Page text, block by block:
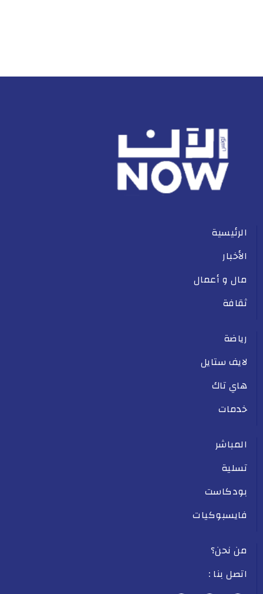
الرئيسية
الأخبار
مال و أعمال
ثقافة
رياضة
لايف ستايل
هاي تاك
خدمات
المباشر
تسلية
بودكاست
فايسبوكيات
من نحن؟
اتصل بنا :